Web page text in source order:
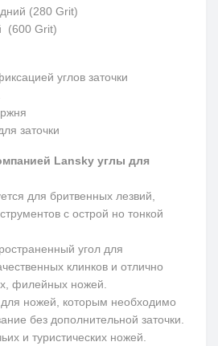
(280 Grit)
(600 Grit)
углов заточки
заточки
Lansky углы для
для бритвенных лезвий,
с острой но тонкой
угол для
клинков и отлично
филейных ножей.
ножей, которым необходимо
без дополнительной заточки.
и туристических ножей.